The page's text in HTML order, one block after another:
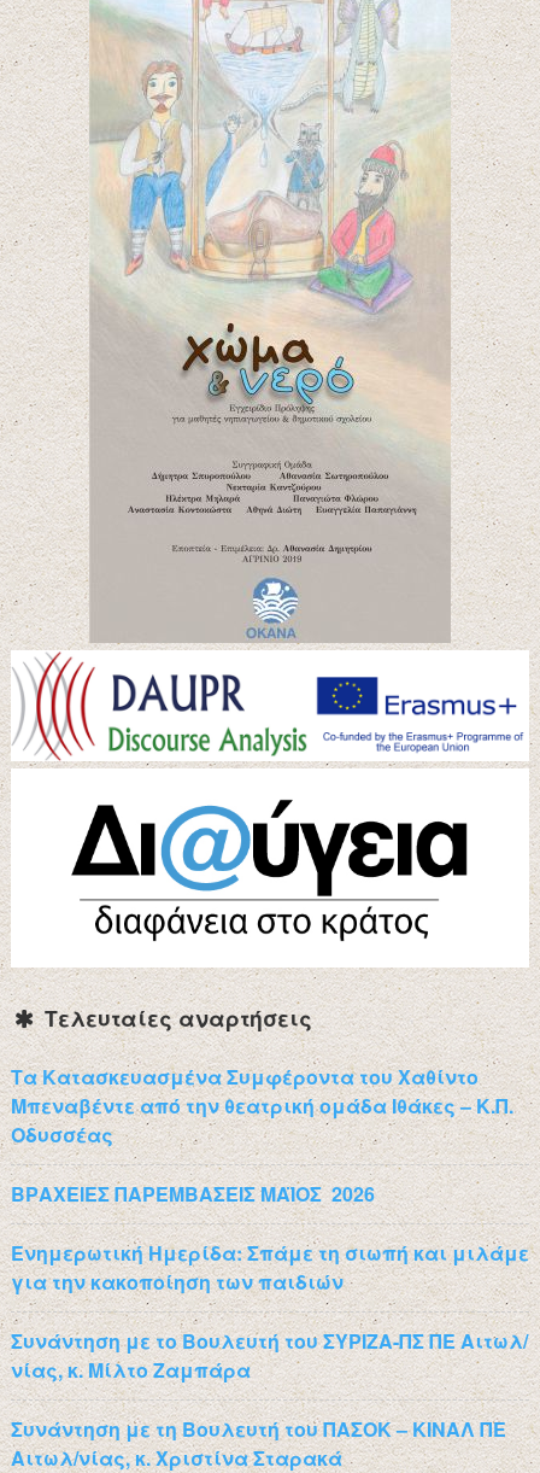
Τελευταίες αναρτήσεις
Τα Κατασκευασμένα Συμφέροντα του Χαθίντο
Μπεναβέντε από την θεατρική ομάδα Ιθάκες – Κ.Π.
Οδυσσέας
ΒΡΑΧΕΙΕΣ ΠΑΡΕΜΒΑΣΕΙΣ ΜΑΪΟΣ 2026
Ενημερωτική Ημερίδα: Σπάμε τη σιωπή και μιλάμε
για την κακοποίηση των παιδιών
Συνάντηση με το Βουλευτή του ΣΥΡΙΖΑ-ΠΣ ΠΕ Αιτωλ/
νίας, κ. Μίλτο Ζαμπάρα
Συνάντηση με τη Βουλευτή του ΠΑΣΟΚ – ΚΙΝΑΛ ΠΕ
Αιτωλ/νίας, κ. Χριστίνα Σταρακά